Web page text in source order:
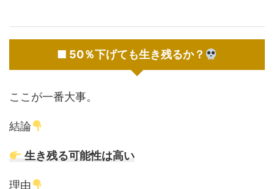
■ 50％下げても生き残るか？
ここが一番大事。
結論
生き残る可能性は高い
理由